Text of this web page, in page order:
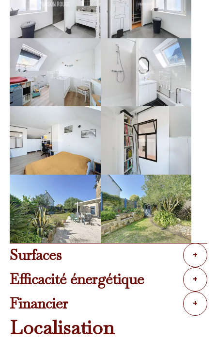
Surfaces +
Efficacité énergétique +
Financier +
Localisation